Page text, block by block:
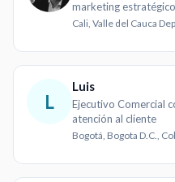
marketing estratégico
Cali, Valle del Cauca
L
Luis
Ejecutivo Comercial
atención al cliente
Bogotá, Bogota D.C.,